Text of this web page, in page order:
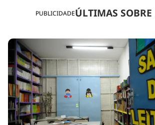
PUBLICIDADEÚLTIMAS SOBRE